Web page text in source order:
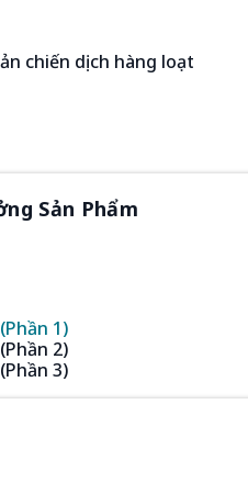
chiến dịch hàng loạt
Sản Phẩm
1)
2)
3)